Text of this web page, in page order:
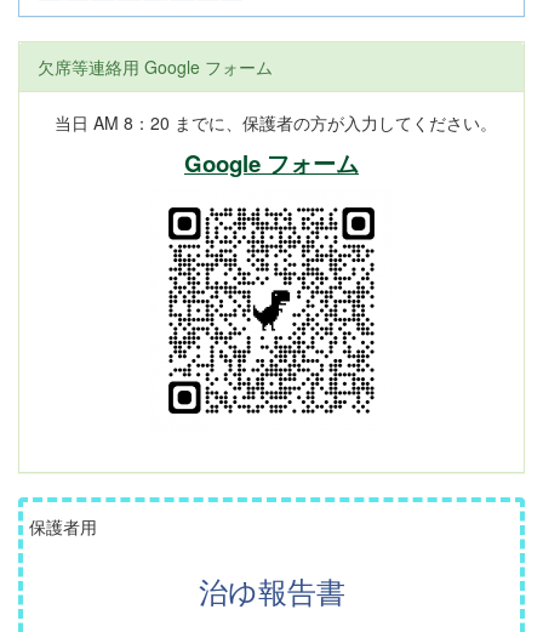
欠席等連絡用 Google フォーム
当日 AM 8：20 までに、保護者の方が入力してください。
Google フォーム
保護者用
治ゆ報告書